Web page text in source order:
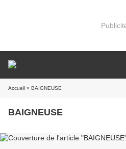
Accueil » BAIGNEUSE
BAIGNEUSE